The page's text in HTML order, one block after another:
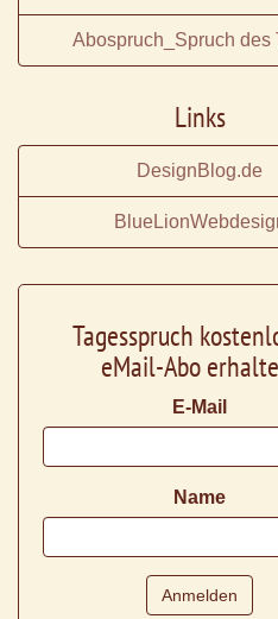
Abospruch_Spruch des
Links
DesignBlog.de
Tagesspruch
eMail-Abo
E-Mail
Name